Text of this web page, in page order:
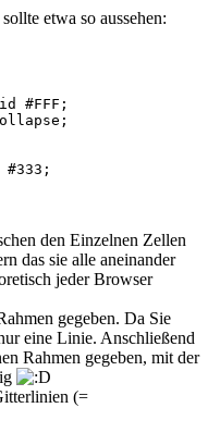
etwa so aussehen:
den Einzelnen Zellen
das sie alle aneinander
jeder Browser
gegeben. Da Sie
eine Linie. Anschließend
Rahmen gegeben, mit der
(=